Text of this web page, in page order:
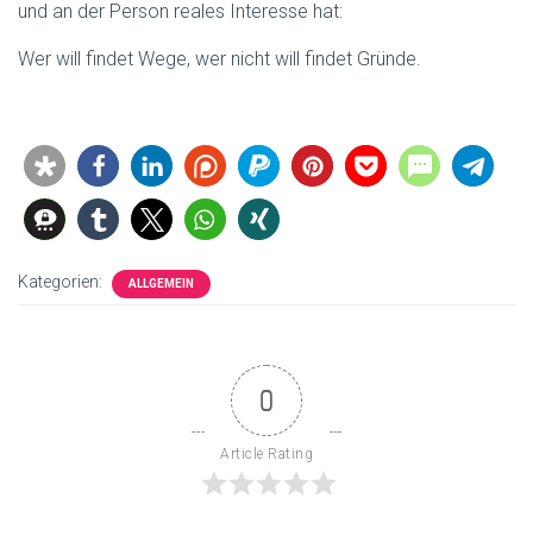
und an der Person reales Interesse hat:
Wer will findet Wege, wer nicht will findet Gründe.
Kategorien: ALLGEMEIN
0
Article Rating